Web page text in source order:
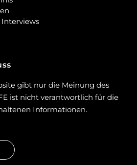
gibt nur die Meinung des
ist nicht verantwortlich für die
Informationen.